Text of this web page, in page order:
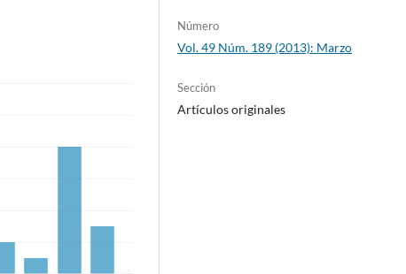
Número
Vol. 49 Núm. 189 (2013): Marzo
Sección
Artículos originales